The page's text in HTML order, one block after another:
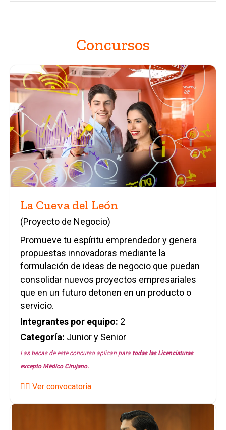
Concursos
La Cueva del León
(Proyecto de Negocio)
Promueve tu espíritu emprendedor y genera
propuestas innovadoras mediante la
formulación de ideas de negocio que puedan
consolidar nuevos proyectos empresariales
que en un futuro detonen en un producto o
servicio.
Integrantes por equipo: 2
Categoría: Junior y Senior
Las becas de este concurso aplican para todas las Licenciaturas
excepto Médico Cirujano.
👉🏼 Ver convocatoria